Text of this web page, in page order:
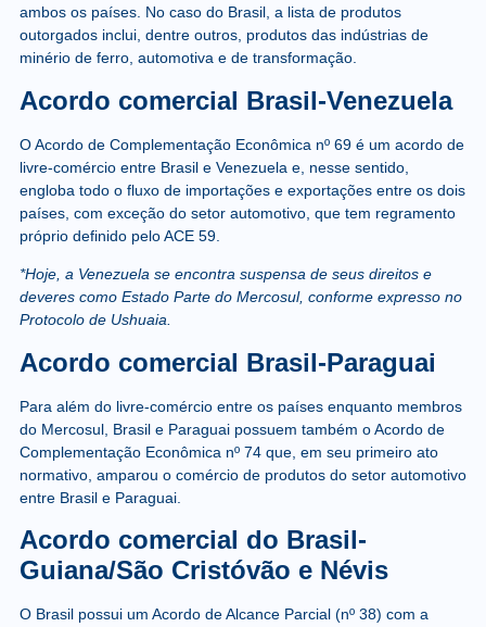
ambos os países. No caso do Brasil, a lista de produtos
outorgados inclui, dentre outros, produtos das indústrias de
minério de ferro, automotiva e de transformação.
Acordo comercial Brasil-Venezuela
O Acordo de Complementação Econômica nº 69 é um acordo de
livre-comércio entre Brasil e Venezuela e, nesse sentido,
engloba todo o fluxo de importações e exportações entre os dois
países, com exceção do setor automotivo, que tem regramento
próprio definido pelo ACE 59.
*Hoje, a Venezuela se encontra suspensa de seus direitos e
deveres como Estado Parte do Mercosul, conforme expresso no
Protocolo de Ushuaia.
Acordo comercial Brasil-Paraguai
Para além do livre-comércio entre os países enquanto membros
do Mercosul, Brasil e Paraguai possuem também o Acordo de
Complementação Econômica nº 74 que, em seu primeiro ato
normativo, amparou o comércio de produtos do setor automotivo
entre Brasil e Paraguai.
Acordo comercial do Brasil-
Guiana/São Cristóvão e Névis
O Brasil possui um Acordo de Alcance Parcial (nº 38) com a